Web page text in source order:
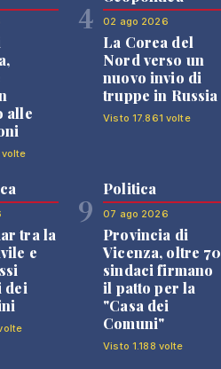
alle
4 02 ago 2026
La Corea del
Nord verso un
nuovo invio di
truppe in Russia
Visto 17.861 volte
tra la
e
dei
9
Politica
07 ago 2026
Provincia di
Vicenza, oltre 70
sindaci firmano
il patto per la
"Casa dei
Comuni"
Visto 1.188 volte